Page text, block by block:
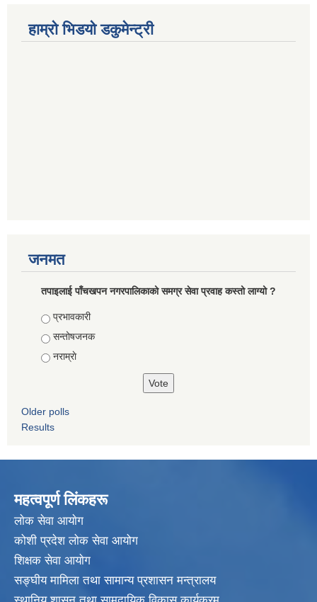
हाम्रो भिडयो डकुमेन्ट्री
जनमत
तपाइलाई पाँचखपन नगरपालिकाको समग्र सेवा प्रवाह कस्तो लाग्यो ?
Choices
प्रभावकारी
सन्तोषजनक
नराम्राे
Older polls
Results
महत्वपूर्ण लिंकहरू
लाेक सेवा आयाेग
कोशी प्रदेश लोक सेवा आयोग
शिक्षक सेवा आयाेग
सङ्‍घीय मामिला तथा सामान्य प्रशासन मन्त्रालय